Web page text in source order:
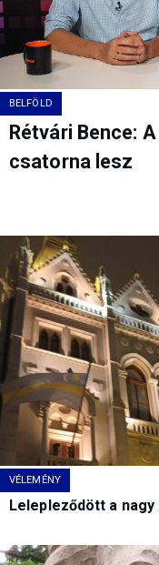
BELFÖLD
Rétvári Bence:
csatorna lesz
VÉLEMÉNY
Lelepleződött a nagy